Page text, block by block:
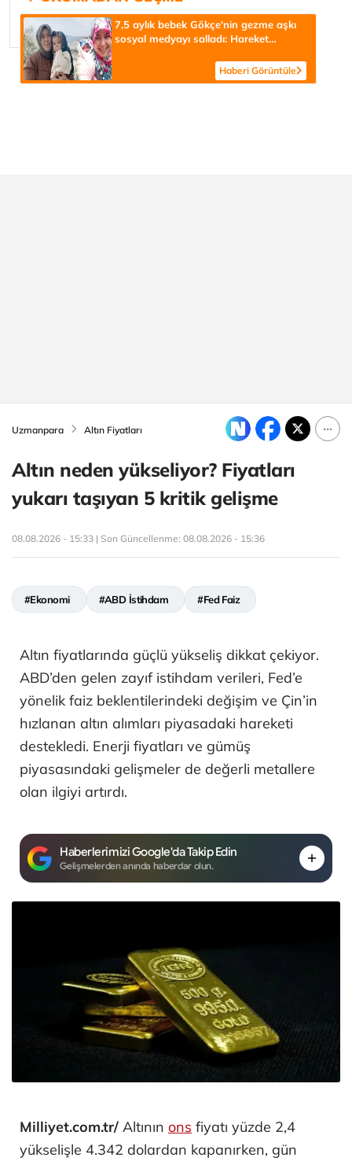
7,5 aylık bebek Gökçe'nin gezme aşkı
sosyal medyayı salladı: Hareket
Haberi Görüntüle
Uzmanpara Altın Fiyatları
Altın neden yükseliyor? Fiyatları
yukarı taşıyan 5 kritik gelişme
08.08.2026 - 15:33 | Son Güncellenme: 08.08.2026 - 15:36
#Ekonomi #ABD İstihdam #Fed Faiz
Altın fiyatlarında güçlü yükseliş dikkat çekiyor.
ABD’den gelen zayıf istihdam verileri, Fed’e
yönelik faiz beklentilerindeki değişim ve Çin’in
hızlanan altın alımları piyasadaki hareketi
destekledi. Enerji fiyatları ve gümüş
piyasasındaki gelişmeler de değerli metallere
olan ilgiyi artırdı.
Haberlerimizi Google'da Takip Edin
Gelişmelerden anında haberdar olun.
Milliyet.com.tr/ Altının ons fiyatı yüzde 2,4
yükselişle 4.342 dolardan kapanırken, gün